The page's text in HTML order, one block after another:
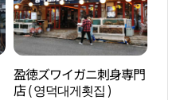
盈徳ズワイガニ刺身専門
店 ( 영덕대게횟집 )